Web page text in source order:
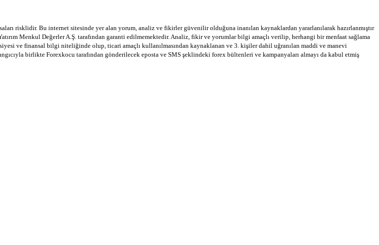
risklidir. Bu internet sitesinde yer alan yorum, analiz ve fikirler güvenilir olduğuna inanılan kaynaklardan yararlanılarak hazırlanmıştır
Menkul Değerler A.Ş. tarafından garanti edilmemektedir. Analiz, fikir ve yorumlar bilgi amaçlı verilip, herhangi bir menfaat sağlama
ve finansal bilgi niteliğinde olup, ticari amaçlı kullanılmasından kaynaklanan ve 3. kişiler dahil uğranılan maddi ve manevi
birlikte Forexkocu tarafından gönderilecek eposta ve SMS şeklindeki forex bültenleri ve kampanyaları almayı da kabul etmiş